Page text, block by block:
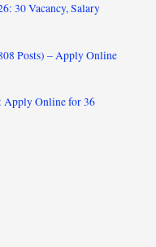
30 Vacancy, Salary
Posts) – Apply Online
Apply Online for 36